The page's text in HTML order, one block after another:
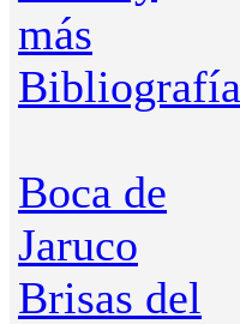
más
Bibliografía
Boca de
Jaruco
Brisas del